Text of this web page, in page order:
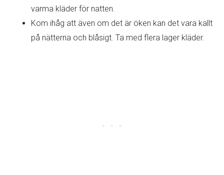
varma kläder för natten.
Kom ihåg att även om det är öken kan det vara kallt
på nätterna och blåsigt. Ta med flera lager kläder.